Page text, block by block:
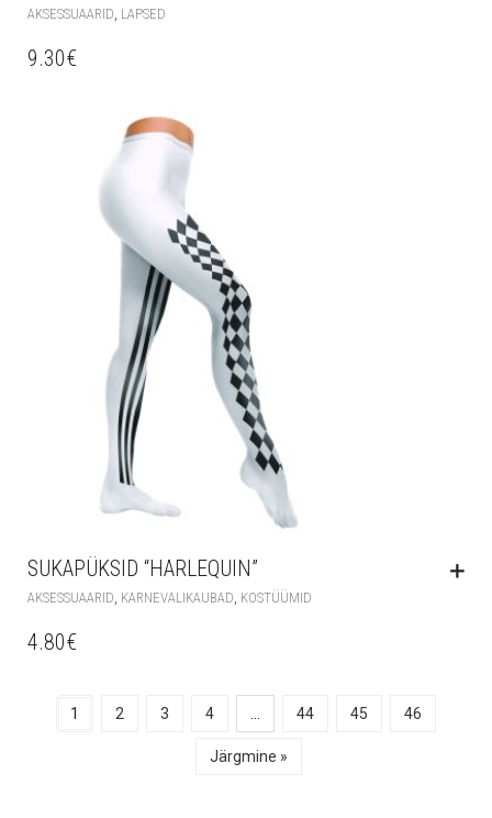
AKSESSUAARID, LAPSED
9.30€
SUKAPÜKSID “HARLEQUIN”
AKSESSUAARID KARNEVALIKAUBAD KOSTÜÜMID
4.80€
1 2 3 4 44 45 46
Järgmine »